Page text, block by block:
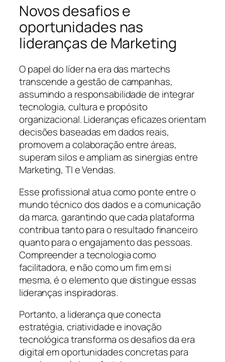
Novos desafios e
oportunidades nas
lideranças de Marketing
O papel do líder na era das martechs
transcende a gestão de campanhas,
assumindo a responsabilidade de integrar
tecnologia, cultura e propósito
organizacional. Lideranças eficazes orientam
decisões baseadas em dados reais,
promovem a colaboração entre áreas,
superam silos e ampliam as sinergias entre
Marketing, TI e Vendas.
Esse profissional atua como ponte entre o
mundo técnico dos dados e a comunicação
da marca, garantindo que cada plataforma
contribua tanto para o resultado financeiro
quanto para o engajamento das pessoas.
Compreender a tecnologia como
facilitadora, e não como um fim em si
mesma, é o elemento que distingue essas
lideranças inspiradoras.
Portanto, a liderança que conecta
estratégia, criatividade e inovação
tecnológica transforma os desafios da era
digital em oportunidades concretas para